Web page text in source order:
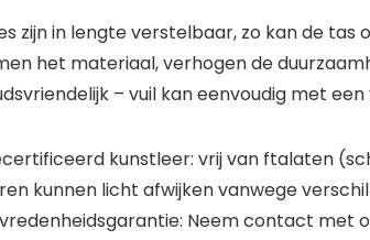
zijn in lengte verstelbaar, zo kan de
het materiaal, verhogen de
– vuil kan eenvoudig met
kunstleer: vrij van ftalaten
kunnen licht afwijken vanwege
Neem contact met